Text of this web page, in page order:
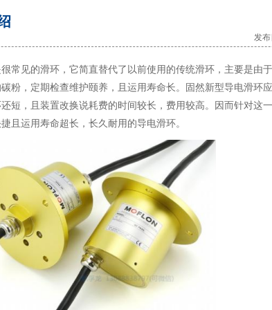
发
见的滑环，它简直替代了以前使用的传统滑环，主要是由
粉，定期检查维护颐养，且运用寿命长。固然新型导电滑环
短，且装置改换说耗费的时间较长，费用较高。因而针对这
且运用寿命超长，长久耐用的导电滑环。